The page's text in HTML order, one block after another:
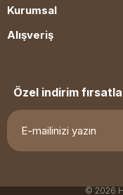
Kurumsal
Alışveriş
Özel indirim
© 2026